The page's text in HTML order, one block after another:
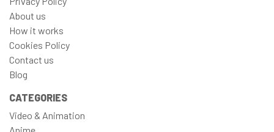
About us
How it works
Cookies Policy
Contact us
Blog
CATEGORIES
Video & Animation